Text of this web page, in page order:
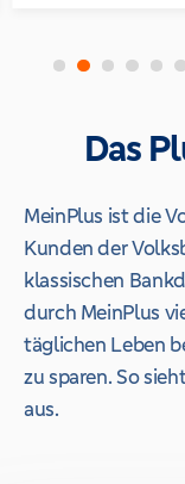
Das
MeinPlus ist die
Kunden der
klassischen
durch MeinPlus
täglichen Leben
zu sparen. So
aus.